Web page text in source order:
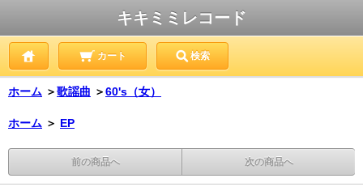
キキミミレコード
カート 検索
ホーム ＞歌謡曲 ＞60's（女）
ホーム ＞ EP
前の商品へ 次の商品へ